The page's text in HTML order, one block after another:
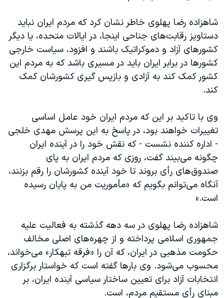
شاهزاده رضا پهلوی خاطر نشان کرد که مردم ایران نباید
دستاویز رقابت‌های جناحی اینجا، در ایالات متحده، یا دیگر
کشورهای آزاد و دموکراتیک باشند و افزود، سیاست خارجی
کشورها در برابر ایران باید در مسیری باشد که به مردم این
کشور کمک کند به آزادی و بازپس گیری کشورشان کمک
کند.
وی با تاکید بر این که مردم ایران خود عامل اساسی
تغییرات خواهند بود، در پاسخ به این پرسش مهدی خلجی
- اداره کننده نشست - که نقش خود را در آینده ایران
چگونه می‌بیند گفت، روزی که مردم ایران به پای
صندوق‌های رأی بروند تا خود آینده کشورشان را رقم بزنند،
آنگاه می‌توانم بگویم که «مأموریت من به پایان رسیده
است.»
شاهزاده رضا پهلوی در سه دهه گذشته به فعالیت علیه
جمهوری اسلامی پرداخته و از چهره‌های اصلی مخالف
حکومت مذهبی در ایران، که آن را «فرقه تبهکار» می‌خواند،
محسوب می‌شود. وی بارها گفته است که خواستار برگزاری
انتخابات آزاد برای تعیین ساختار سیاسی آینده ایران، بر
مبنای رأی مستقیم مردم، است.